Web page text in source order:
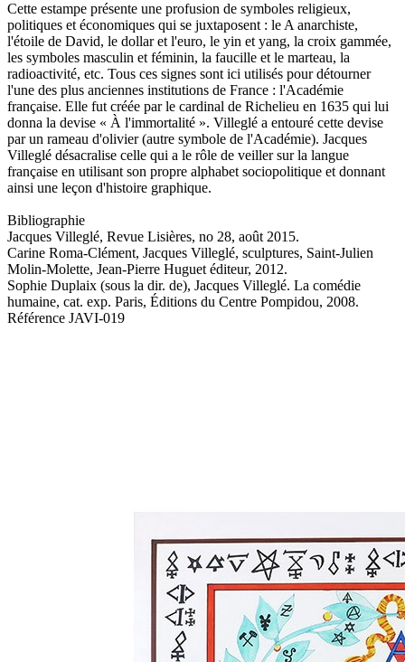
Cette estampe présente une profusion de symboles religieux,
politiques et économiques qui se juxtaposent : le A anarchiste,
l'étoile de David, le dollar et l'euro, le yin et yang, la croix gammée,
les symboles masculin et féminin, la faucille et le marteau, la
radioactivité, etc. Tous ces signes sont ici utilisés pour détourner
l'une des plus anciennes institutions de France : l'Académie
française. Elle fut créée par le cardinal de Richelieu en 1635 qui lui
donna la devise « À l'immortalité ». Villeglé a entouré cette devise
par un rameau d'olivier (autre symbole de l'Académie). Jacques
Villeglé désacralise celle qui a le rôle de veiller sur la langue
française en utilisant son propre alphabet sociopolitique et donnant
ainsi une leçon d'histoire graphique.
Bibliographie
Jacques Villeglé, Revue Lisières, no 28, août 2015.
Carine Roma-Clément, Jacques Villeglé, sculptures, Saint-Julien
Molin-Molette, Jean-Pierre Huguet éditeur, 2012.
Sophie Duplaix (sous la dir. de), Jacques Villeglé. La comédie
humaine, cat. exp. Paris, Éditions du Centre Pompidou, 2008.
Référence JAVI-019